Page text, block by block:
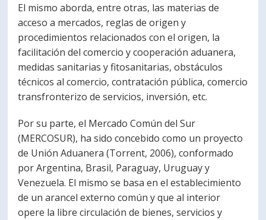
El mismo aborda, entre otras, las materias de
acceso a mercados, reglas de origen y
procedimientos relacionados con el origen, la
facilitación del comercio y cooperación aduanera,
medidas sanitarias y fitosanitarias, obstáculos
técnicos al comercio, contratación pública, comercio
transfronterizo de servicios, inversión, etc.
Por su parte, el Mercado Común del Sur
(MERCOSUR), ha sido concebido como un proyecto
de Unión Aduanera (Torrent, 2006), conformado
por Argentina, Brasil, Paraguay, Uruguay y
Venezuela. El mismo se basa en el establecimiento
de un arancel externo común y que al interior
opere la libre circulación de bienes, servicios y